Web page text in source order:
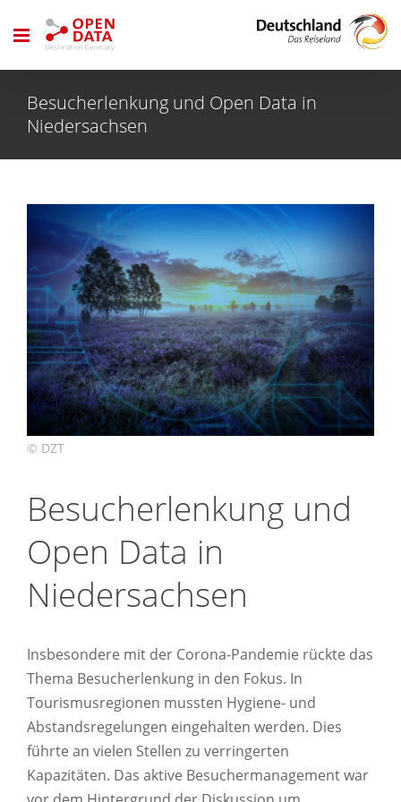
Inhalt
Besucherlenkung und Open Data in
Niedersachsen
grösseres
Bild
Besucherlenkung und
Open Data in
Niedersachsen
Insbesondere mit der Corona-Pandemie rückte das
Thema Besucherlenkung in den Fokus. In
Tourismusregionen mussten Hygiene- und
Abstandsregelungen eingehalten werden. Dies
führte an vielen Stellen zu verringerten
Kapazitäten. Das aktive Besuchermanagement war